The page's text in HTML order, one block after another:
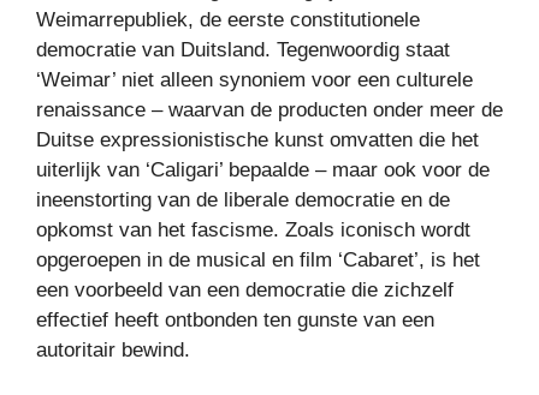
Weimarrepubliek, de eerste constitutionele
democratie van Duitsland. Tegenwoordig staat
‘Weimar’ niet alleen synoniem voor een culturele
renaissance – waarvan de producten onder meer de
Duitse expressionistische kunst omvatten die het
uiterlijk van ‘Caligari’ bepaalde – maar ook voor de
ineenstorting van de liberale democratie en de
opkomst van het fascisme. Zoals iconisch wordt
opgeroepen in de musical en film ‘Cabaret’, is het
een voorbeeld van een democratie die zichzelf
effectief heeft ontbonden ten gunste van een
autoritair bewind.